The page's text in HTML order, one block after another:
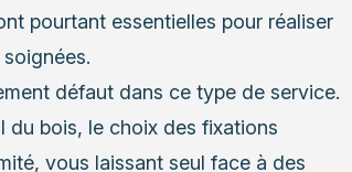
pourtant essentielles pour réaliser
défaut dans ce type de service.
du bois, le choix des fixations
vous laissant seul face à des